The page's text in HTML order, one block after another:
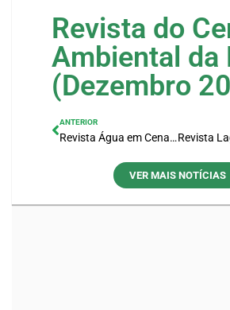
Revista do
Ambiental da
(Dezembro
ANTERIOR
Revista Água em Cena 4ª edição – Junho 2022
VER MAIS NOTÍCIAS